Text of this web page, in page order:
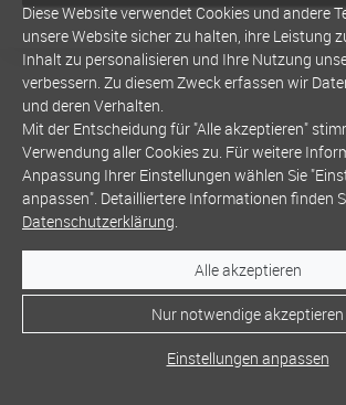
Diese Website verwendet Cookies und andere
unsere Website sicher zu halten, ihre Leistung
Inhalt zu personalisieren und Ihre Nutzung
verbessern. Zu diesem Zweck erfassen wir
und deren Verhalten.
Mit der Entscheidung für "Alle akzeptieren"
Verwendung aller Cookies zu. Für weitere
Anpassung Ihrer Einstellungen wählen Sie
anpassen". Detailliertere Informationen finden
Datenschutzerklärung.
Alle akzeptieren
Nur notwendige akzeptieren
Einstellungen anpassen